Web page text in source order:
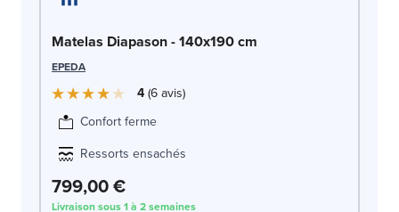
Matelas Diapason - 140x190 cm
EPEDA
4 6avis
Confort ferme
Ressorts ensachés
799,00 €
Livraison sous 1 à 2 semaines